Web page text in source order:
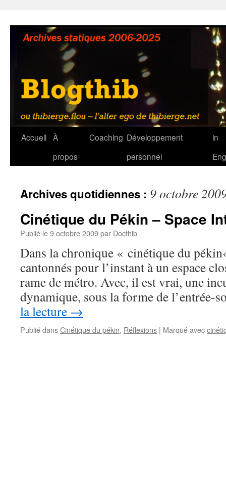
contenu
Accueil À
propos
Coaching Développement
personnel
in
Archives quotidiennes : 9 octobre
Cinétique du Pékin – Space
Publié le9 octobre 2009par Docthib
Dans la chronique « cinétique du
cantonnés pour l’instant à un espace
rame de métro. Avec, il est vrai, une
dynamique, sous la forme de
la lecture →
Publié dansCinétique du pékin, Réflexions | Marqué avec